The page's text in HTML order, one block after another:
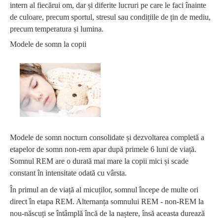
intern al fiecărui om, dar și diferite lucruri pe care le faci înainte
de culoare, precum sportul, stresul sau condițiile de țin de mediu,
precum temperatura și lumina.
Modele de somn la copii
Modele de somn nocturn consolidate și dezvoltarea completă a
etapelor de somn non-rem apar după primele 6 luni de viață.
Somnul REM are o durată mai mare la copii mici și scade
constant în intensitate odată cu vârsta.
În primul an de viață al micuților, somnul începe de multe ori
direct în etapa REM. Alternanța somnului REM - non-REM la
nou-născuți se întâmplă încă de la naștere, însă aceasta durează